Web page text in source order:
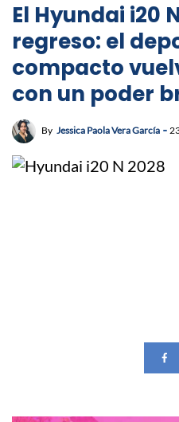
El Hyundai i20
regreso: el
compacto
con un poder
By Jessica Paola Vera García